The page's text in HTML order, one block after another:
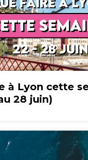
à Lyon cette
28 juin)